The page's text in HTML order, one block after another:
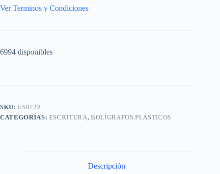
Ver Terminos y Condiciones
6994 disponibles
SKU:ES0728
CATEGORÍAS: ESCRITURA, BOLÍGRAFOS PLÁSTICOS
Descripción